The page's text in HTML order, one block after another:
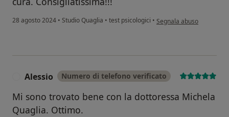
28 agosto 2024 • Studio Quaglia • test psicologici • secondo l'opinione
Segnala abuso
Alessio Numero di telefono verificato
Mi sono trovato bene con la dottoressa Michela
Quaglia. Ottimo.